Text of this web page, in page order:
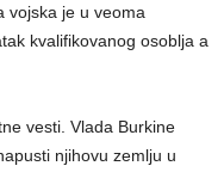
vojska je u veoma
kvalifikovanog osoblja a
vesti. Vlada Burkine
njihovu zemlju u